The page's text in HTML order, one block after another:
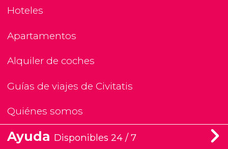
Hoteles
Apartamentos
Alquiler de coches
Guías de viajes de Civitatis
Quiénes somos
Ayuda Disponibles 24 / 7